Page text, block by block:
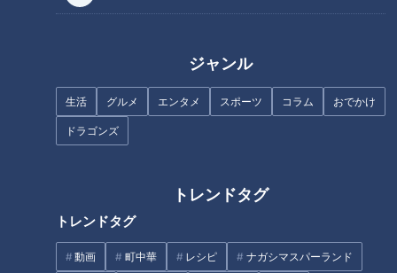
ジャンル
生活 グルメ エンタメ スポーツ コラム おでかけ
ドラゴンズ
トレンドタグ
トレンドタグ
動画 町中華 レシピ ナガシマスパーランド
ngc」が初優勝！
全日本体操種目別選手権女子決
勝｜岸里奈が2冠達成！世界女
王の圧巻演技と感動のドラマ
第79回全日本体操団体選手権 結
結